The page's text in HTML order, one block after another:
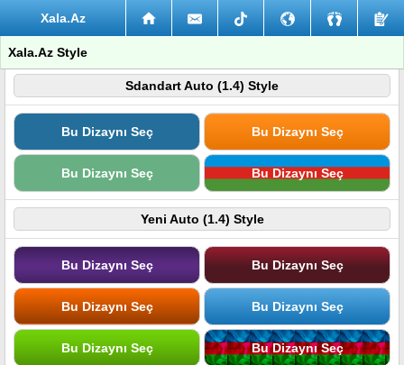
Xala.Az
Xala.Az Style
Sdandart Auto (1.4) Style
Bu Dizaynı Seç Bu Dizaynı Seç
Bu Dizaynı Seç Bu Dizaynı Seç
Yeni Auto (1.4) Style
Bu Dizaynı Seç Bu Dizaynı Seç
Bu Dizaynı Seç Bu Dizaynı Seç
Bu Dizaynı Seç Bu Dizaynı Seç